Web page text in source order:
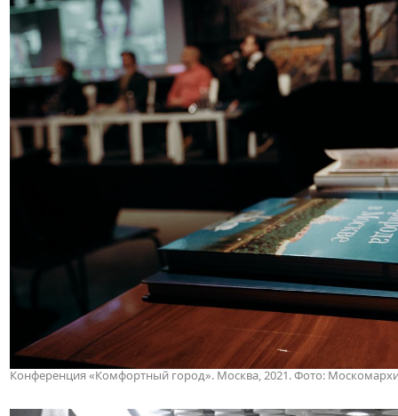
Конференция «Комфортный город». Москва, 2021. Фото: